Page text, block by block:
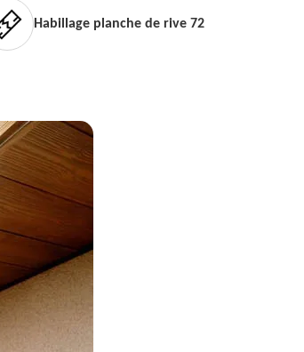
Habillage planche de rive 72